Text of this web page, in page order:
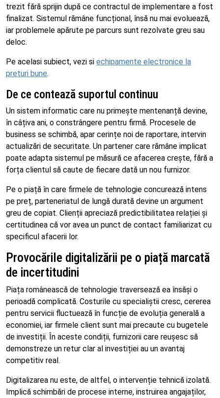
trezit fără sprijin după ce contractul de implementare a fost
finalizat. Sistemul rămâne funcțional, însă nu mai evoluează,
iar problemele apărute pe parcurs sunt rezolvate greu sau
deloc.
Pe acelasi subiect, vezi si echipamente electronice la
preturi bune.
De ce contează suportul continuu
Un sistem informatic care nu primește mentenanță devine,
în câțiva ani, o constrângere pentru firmă. Procesele de
business se schimbă, apar cerințe noi de raportare, intervin
actualizări de securitate. Un partener care rămâne implicat
poate adapta sistemul pe măsură ce afacerea crește, fără a
forța clientul să caute de fiecare dată un nou furnizor.
Pe o piață în care firmele de tehnologie concurează intens
pe preț, parteneriatul de lungă durată devine un argument
greu de copiat. Clienții apreciază predictibilitatea relației și
certitudinea că vor avea un punct de contact familiarizat cu
specificul afacerii lor.
Provocările digitalizării pe o piață marcată
de incertitudini
Piața românească de tehnologie traversează ea însăși o
perioadă complicată. Costurile cu specialiștii cresc, cererea
pentru servicii fluctuează în funcție de evoluția generală a
economiei, iar firmele client sunt mai precaute cu bugetele
de investiții. În aceste condiții, furnizorii care reușesc să
demonstreze un retur clar al investiției au un avantaj
competitiv real.
Digitalizarea nu este, de altfel, o intervenție tehnică izolată.
Implică schimbări de procese interne, instruirea angajaților,